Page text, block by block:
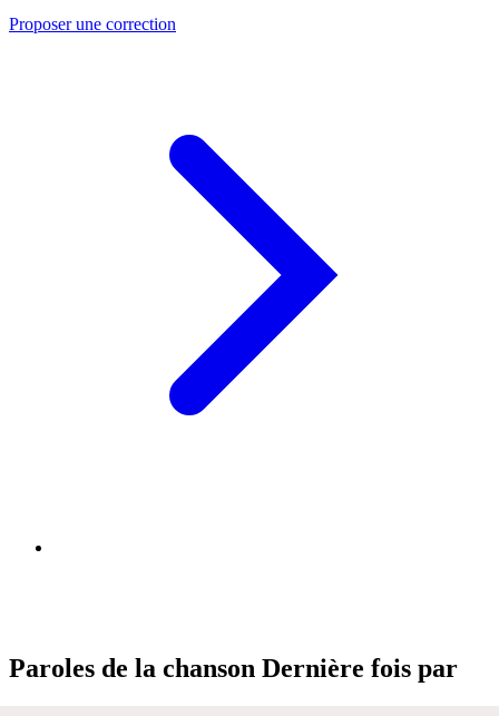
Proposer une correction
Paroles de la chanson Dernière fois par